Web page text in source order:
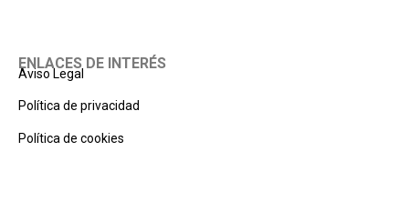
ENLACES DE INTERÉS
Aviso Legal
Política de privacidad
Política de cookies